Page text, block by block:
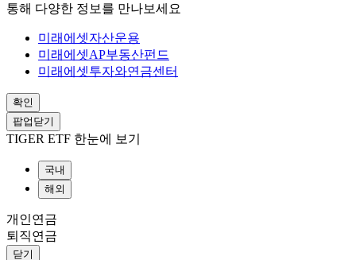
통해 다양한 정보를 만나보세요
미래에셋자산운용
미래에셋AP부동산펀드
미래에셋투자와연금센터
확인
팝업닫기
TIGER ETF 한눈에 보기
국내
해외
개인연금
퇴직연금
닫기